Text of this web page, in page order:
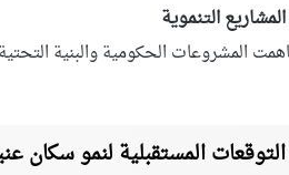
المشروعات الحكومية والبنية
التوقعات المستقبلية لنمو سكان